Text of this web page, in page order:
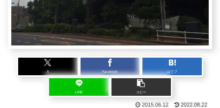
X Facebook はてブ
LINE コピー
2015.06.12 2022.08.22